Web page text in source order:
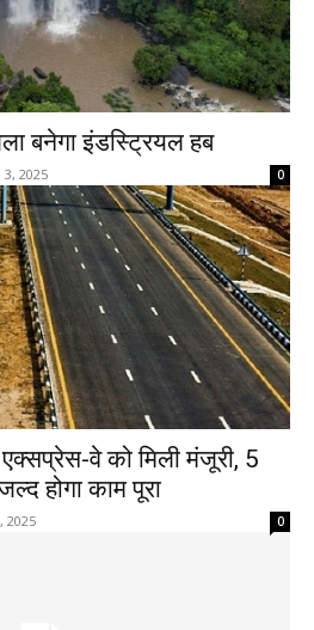
बनेगा इंडस्ट्रियल हब
2025 0
एक्सप्रेस-वे को मिली मंजूरी, 5
होगा काम पूरा
2025 0